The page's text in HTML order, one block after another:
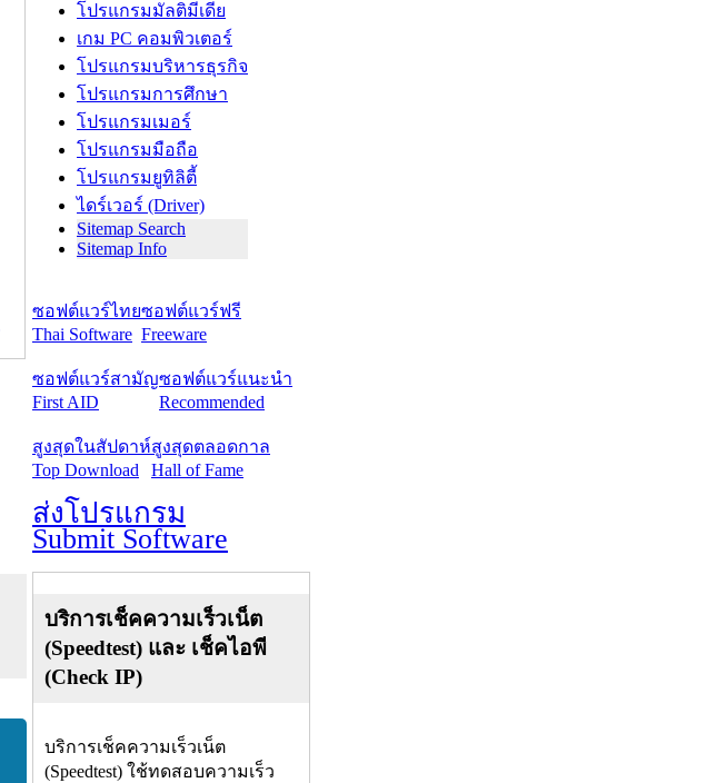
โปรแกรมมัลติมีเดีย
เกม PC คอมพิวเตอร์
โปรแกรมบริหารธุรกิจ
โปรแกรมการศึกษา
โปรแกรมเมอร์
โปรแกรมมือถือ
โปรแกรมยูทิลิตี้
ไดร์เวอร์ (Driver)
Sitemap Search
Sitemap Info
ซอฟต์แวร์ไทย
Thai Software
ซอฟต์แวร์ฟรี
Freeware
ซอฟต์แวร์สามัญ
First AID
ซอฟต์แวร์แนะนำ
Recommended
สูงสุดในสัปดาห์
Top Download
สูงสุดตลอดกาล
Hall of Fame
ส่งโปรแกรม
Submit Software
บริการเช็คความเร็วเน็ต
(Speedtest) และ เช็คไอพี
(Check IP)
บริการเช็คความเร็วเน็ต
(Speedtest) ใช้ทดสอบความเร็ว